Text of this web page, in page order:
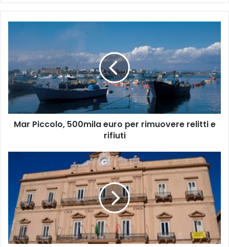
per
rimuovere
relitti
e
rifiuti
Mar Piccolo, 500mila euro per rimuovere relitti e
rifiuti
Call
crisi,
Bitetti
schiera
con
i